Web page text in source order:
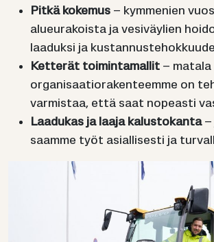
Pitkä kokemus – kymmenien
alueurakoista ja vesiväylien
laaduksi ja
Ketterät toimintamallit – matala
organisaatiorakenteemme on
varmistaa, että saat nopeasti
Laadukas ja laaja kalustokanta –
saamme työt asiallisesti ja